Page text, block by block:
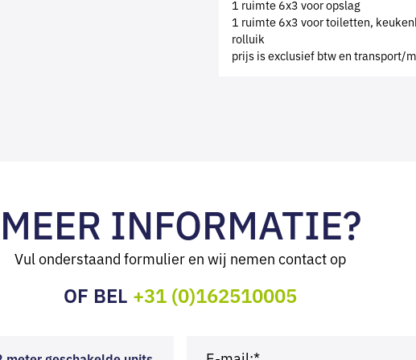
1 ruimte 6x3 voor opslag
1 ruimte 6x3 voor toiletten,
rolluik
prijs is exclusief btw en transport/
MEER INFORMATIE?
Vul onderstaand formulier en wij nemen contact op
OF BEL +31 (0)162510005